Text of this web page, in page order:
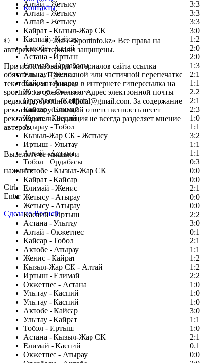
Алтай - Жетысу
3:3
Алтай - Жетысу
3:3
Алтай - Жетысу
3:3
Кайрат - Кызыл-Жар СК
3:0
Каспий - Кайсар
1:2
Актобе - Алтай
2:0
Астана - Иртыш
2:0
Елимай - Ордабасы
1:3
Улытау - Женис
2:1
Кайрат - Атырау
1:1
Жетысу - Окжетпес
2:2
Ордабасы - Кайрат
2:1
Кайсар - Елимай
2:3
Женис - Каспий
1:0
Атырау - Тобол
1:1
Кызыл-Жар СК - Жетысу
3:2
Иртыш - Улытау
1:1
Алтай - Астана
1:1
Тобол - Ордабасы
0:3
Актобе - Кызыл-Жар СК
0:0
Кайрат - Кайсар
0:0
Елимай - Женис
2:1
Жетысу - Атырау
0:0
Жетысу - Атырау
0:0
Каспий - Иртыш
2:2
Астана - Улытау
3:0
Алтай - Окжетпес
0:1
Кайсар - Тобол
2:1
Актобе - Атырау
1:1
Женис - Кайрат
1:2
Кызыл-Жар СК - Алтай
1:2
Иртыш - Елимай
2:2
Окжетпес - Астана
1:0
Улытау - Каспий
1:0
Улытау - Каспий
1:0
Актобе - Кайсар
3:0
Улытау - Кайрат
1:1
Тобол - Иртыш
1:0
Астана - Кызыл-Жар СК
2:1
Елимай - Каспий
0:1
Окжетпес - Атырау
0:0
Контакты
© Copyright© 2025 «Sportinfo.kz» Все права на
авторские материалы защищены.
При использовании материалов сайта ссылка
обязательна. При полной или частичной перепечатке
текстовых материалов в интернете гиперссылка на
sportinfo.kz обязательна. Адрес электронной почты
редакции: sportinfo.official@gmail.com. За содержание
рекламных публикаций ответственность несет
рекламодатель. Редакция не всегда разделяет мнение
авторов.
Заметили ошибку в тексте?
Выделите ее мышью и
нажмите
Ctrl
Enter
Сделано Весной